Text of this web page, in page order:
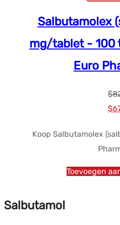
Salbutamol
Salbutamolex
mg/tablet - 100
Euro
$
$
Koop Salbutamolex
Toevoegen